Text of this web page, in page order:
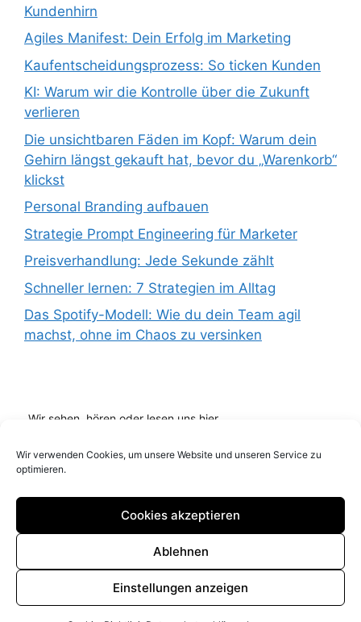
Wir verwenden Cookies, um unsere Website und unseren Service zu
optimieren.
Cookies akzeptieren
Ablehnen
Einstellungen anzeigen
Kundenhirn
Agiles Manifest: Dein Erfolg im Marketing
Kaufentscheidungsprozess: So ticken Kunden
KI: Warum wir die Kontrolle über die Zukunft
verlieren
Die unsichtbaren Fäden im Kopf: Warum dein
Gehirn längst gekauft hat, bevor du „Warenkorb“
klickst
Personal Branding aufbauen
Strategie Prompt Engineering für Marketer
Preisverhandlung: Jede Sekunde zählt
Schneller lernen: 7 Strategien im Alltag
Das Spotify-Modell: Wie du dein Team agil
machst, ohne im Chaos zu versinken
Wir sehen, hören oder lesen uns hier...